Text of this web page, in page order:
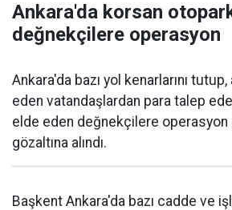
Ankara'da korsan
değnekçilere operasyon
Ankara'da bazı yol kenarlarını tutup,
eden vatandaşlardan para talep
elde eden değnekçilere operasyon
gözaltına alındı.
Başkent Ankara'da bazı cadde ve